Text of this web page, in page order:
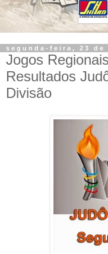
segunda-feira, 23 de
Jogos
Resultados
Divisão